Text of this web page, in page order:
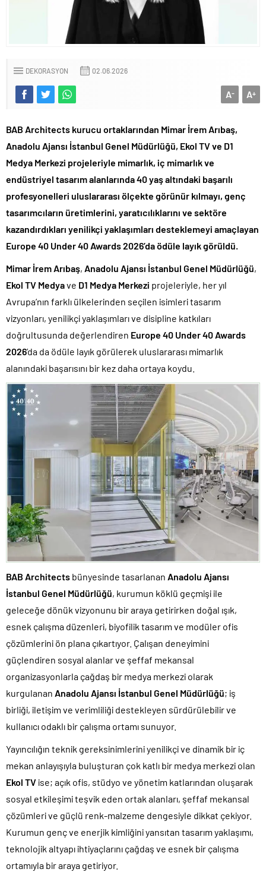
DEKORASYON 02.06.2026
A+
A-
BAB Architects kurucu ortaklarından Mimar İrem Arıbaş,
Anadolu Ajansı İstanbul Genel Müdürlüğü, Ekol TV ve D1
Medya Merkezi projeleriyle mimarlık, iç mimarlık ve
endüstriyel tasarım alanlarında 40 yaş altındaki başarılı
profesyonelleri uluslararası ölçekte görünür kılmayı, genç
tasarımcıların üretimlerini, yaratıcılıklarını ve sektöre
kazandırdıkları yenilikçi yaklaşımları desteklemeyi amaçlayan
Europe 40 Under 40 Awards 2026’da ödüle layık görüldü.
Mimar İrem Arıbaş, Anadolu Ajansı İstanbul Genel Müdürlüğü,
Ekol TV Medyave D1 Medya Merkezi projeleriyle, her yıl
Avrupa’nın farklı ülkelerinden seçilen isimleri tasarım
vizyonları, yenilikçi yaklaşımları ve disipline katkıları
doğrultusunda değerlendiren Europe 40 Under 40 Awards
2026’da da ödüle layık görülerek uluslararası mimarlık
alanındaki başarısını bir kez daha ortaya koydu.
BAB Architects bünyesinde tasarlanan Anadolu Ajansı
İstanbul Genel Müdürlüğü, kurumun köklü geçmişi ile
geleceğe dönük vizyonunu bir araya getirirken doğal ışık,
esnek çalışma düzenleri, biyofilik tasarım ve modüler ofis
çözümlerini ön plana çıkartıyor. Çalışan deneyimini
güçlendiren sosyal alanlar ve şeffaf mekansal
organizasyonlarla çağdaş bir medya merkezi olarak
kurgulanan Anadolu Ajansı İstanbul Genel Müdürlüğü; iş
birliği, iletişim ve verimliliği destekleyen sürdürülebilir ve
kullanıcı odaklı bir çalışma ortamı sunuyor.
Yayıncılığın teknik gereksinimlerini yenilikçi ve dinamik bir iç
mekan anlayışıyla buluşturan çok katlı bir medya merkezi olan
Ekol TV ise; açık ofis, stüdyo ve yönetim katlarından oluşarak
sosyal etkileşimi teşvik eden ortak alanları, şeffaf mekansal
çözümleri ve güçlü renk-malzeme dengesiyle dikkat çekiyor.
Kurumun genç ve enerjik kimliğini yansıtan tasarım yaklaşımı,
teknolojik altyapı ihtiyaçlarını çağdaş ve esnek bir çalışma
ortamıyla bir araya getiriyor.